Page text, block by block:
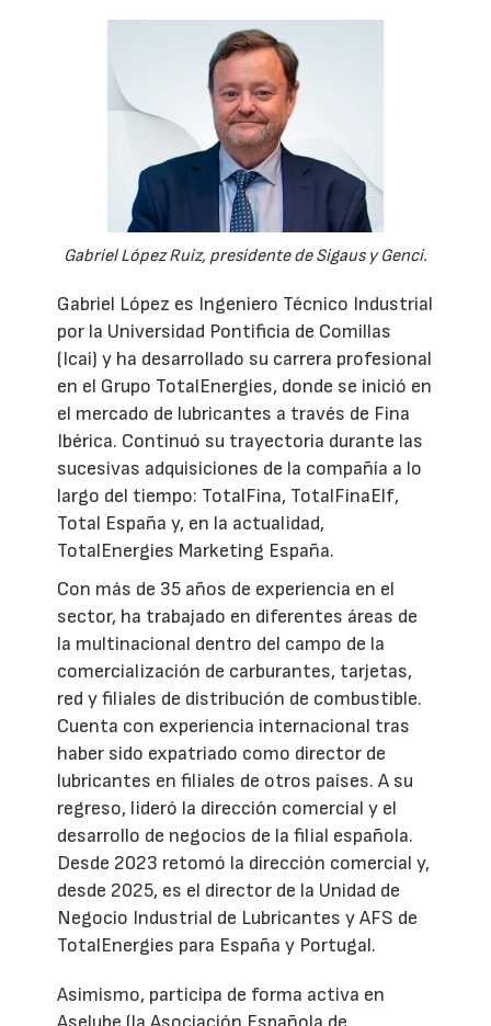
Gabriel López Ruiz, presidente de Sigaus y Genci.
Gabriel López es Ingeniero Técnico Industrial
por la Universidad Pontificia de Comillas
(Icai) y ha desarrollado su carrera profesional
en el Grupo TotalEnergies, donde se inició en
el mercado de lubricantes a través de Fina
Ibérica. Continuó su trayectoria durante las
sucesivas adquisiciones de la compañía a lo
largo del tiempo: TotalFina, TotalFinaElf,
Total España y, en la actualidad,
TotalEnergies Marketing España.
Con más de 35 años de experiencia en el
sector, ha trabajado en diferentes áreas de
la multinacional dentro del campo de la
comercialización de carburantes, tarjetas,
red y filiales de distribución de combustible.
Cuenta con experiencia internacional tras
haber sido expatriado como director de
lubricantes en filiales de otros países. A su
regreso, lideró la dirección comercial y el
desarrollo de negocios de la filial española.
Desde 2023 retomó la dirección comercial y,
desde 2025, es el director de la Unidad de
Negocio Industrial de Lubricantes y AFS de
TotalEnergies para España y Portugal.
Asimismo, participa de forma activa en